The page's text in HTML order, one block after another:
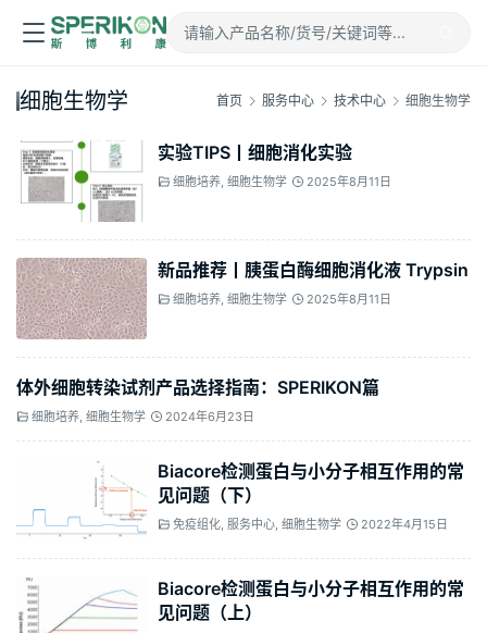
细胞生物学 首页 服务中心 技术中心 细胞生物学
实验TIPS丨细胞消化实验
细胞培养, 细胞生物学 2025年8月11日
新品推荐丨胰蛋白酶细胞消化液 Trypsin
细胞培养, 细胞生物学 2025年8月11日
体外细胞转染试剂产品选择指南：SPERIKON篇
细胞培养, 细胞生物学 2024年6月23日
Biacore检测蛋白与小分子相互作用的常
见问题（下）
免疫组化, 服务中心, 细胞生物学 2022年4月15日
Biacore检测蛋白与小分子相互作用的常
见问题（上）